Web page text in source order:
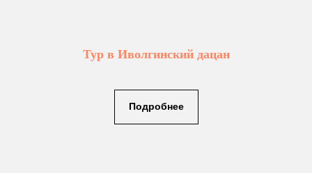
Тур в Иволгинский дацан
Подробнее